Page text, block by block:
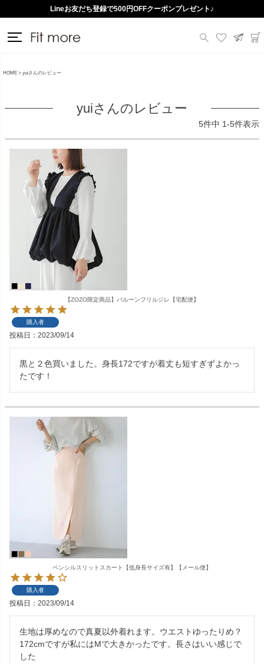
Lineお友だち登録で500円OFFクーポンプレゼント♪
送料一律290円（北海道・沖縄・一部地域除く）
HOME yuiさんのレビュー
yuiさんのレビュー
5件中 1-5件表示
【ZOZO限定商品】バルーンフリルジレ【宅配便】
購入者
投稿日 2023/09/14
黒と２色買いました。身長172ですが着丈も短すぎずよかっ
たです！
ペンシルスリットスカート【低身長サイズ有】【メール便】
購入者
投稿日 2023/09/14
生地は厚めなので真夏以外着れます。ウエストゆったりめ？
172cmですが私にはMで大きかったです。長さはいい感じで
した